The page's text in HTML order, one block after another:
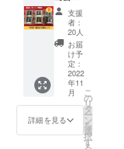
できま
す。 ※
掲載期
間は
2022年
10月か
ら1年間
です。
てどん
なこと
ができ
るか 日
時：
2022年
11月12
日(土)
時間：1
時間 場
所：オ
餅セッ
ト】 通
常3820
円
→3500
円と320
円お得
な早割
セッ
ト！！
プレー
ン、よ
もぎ、
支援
者：
20人
お届
け予
定：
2022
年11
月
詳細を見る
こ
の
リ
タ
ー
ン
を
選
択
す